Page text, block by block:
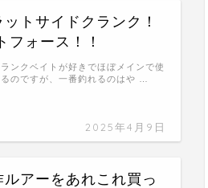
トサイドクランク！
フォース！！
2025年4月9日
ンクベイトが好きでほぼメインで使
のですが、一番釣れるのはや …
アーをあれこれ買っ